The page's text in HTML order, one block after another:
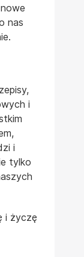
nas
i
i
tylko
i życzę